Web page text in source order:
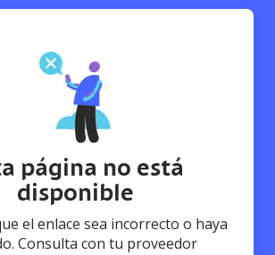
página no está
disponible
el enlace sea incorrecto o haya
Consulta con tu proveedor